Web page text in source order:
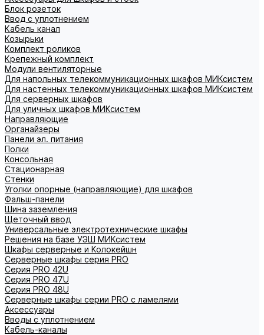
Блок розеток
Ввод с уплотнением
Кабель канал
Козырьки
Комплект роликов
Крепежный комплект
Модули вентиляторные
Для напольных телекоммуникационных шкафов МИКсистем
Для настенных телекоммуникационных шкафов МИКсистем
Для серверных шкафов
Для уличных шкафов МИКсистем
Направляющие
Органайзеры
Панели эл. питания
Полки
Консольная
Стационарная
Стенки
Уголки опорные (направляющие) для шкафов
Фальш-панели
Шина заземления
Щеточный ввод
Универсальные электротехнические шкафы
Решения на базе УЭШ МИКсистем
Шкафы серверные и Колокейшн
Серверные шкафы серия PRO
Серия PRO 42U
Серия PRO 47U
Серия PRO 48U
Серверные шкафы серии PRO с ламелями
Аксессуары
Вводы с уплотнением
Кабель-каналы